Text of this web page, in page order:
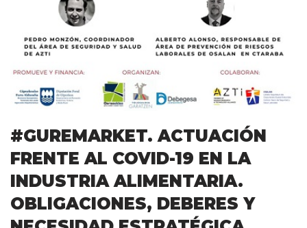
#GUREMARKET. ACTUACIÓN
FRENTE AL COVID-19 EN LA
INDUSTRIA ALIMENTARIA.
OBLIGACIONES, DEBERES Y